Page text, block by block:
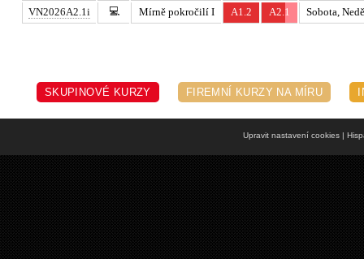
VN2026A2.1i 💻 Mírně pokročilí I A1.2 A2.1 Sobota,
SKUPINOVÉ KURZY FIREMNÍ KURZY NA MÍRU
Upravit nastavení cookies|